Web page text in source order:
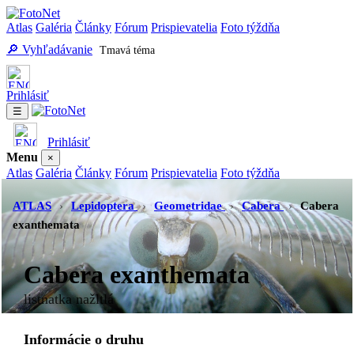
Atlas Galéria Články Fórum Prispievatelia Foto týždňa
🔎 Vyhľadávanie Tmavá téma
Prihlásiť
☰
Prihlásiť
Menu
×
Atlas Galéria Články Fórum Prispievatelia Foto týždňa
Tmavá téma
ATLAS › Lepidoptera › Geometridae › Cabera › Cabera
exanthemata
Cabera exanthemata
listnatka nažltlá
Informácie o druhu